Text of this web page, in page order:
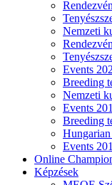
Nemzeti
Events
Breeding
Nemzeti
Events
Breeding
Events
Online
Képzések